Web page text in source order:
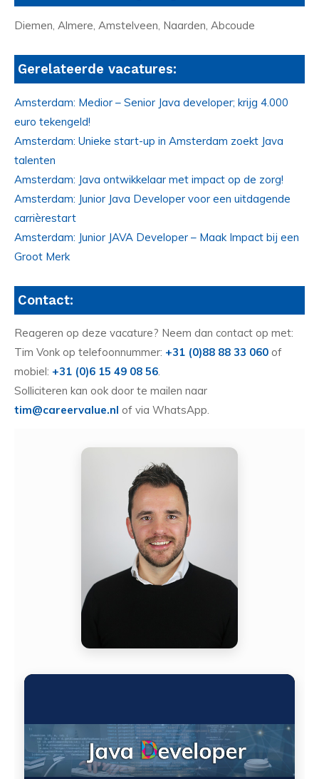
Diemen, Almere, Amstelveen, Naarden, Abcoude
Gerelateerde vacatures:
Amsterdam: Medior – Senior Java developer; krijg 4.000
euro tekengeld!
Amsterdam: Unieke start-up in Amsterdam zoekt Java
talenten
Amsterdam: Java ontwikkelaar met impact op de zorg!
Amsterdam: Junior Java Developer voor een uitdagende
carrièrestart
Amsterdam: Junior JAVA Developer – Maak Impact bij een
Groot Merk
Contact:
Reageren op deze vacature? Neem dan contact op met:
Tim Vonk op telefoonnummer: +31 (0)88 88 33 060 of
mobiel: +31 (0)6 15 49 08 56.
Solliciteren kan ook door te mailen naar
tim@careervalue.nl of via WhatsApp.